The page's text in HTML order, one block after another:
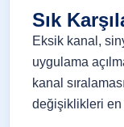
Sık
Eksik kanal,
uygulama
kanal
değişiklikleri en